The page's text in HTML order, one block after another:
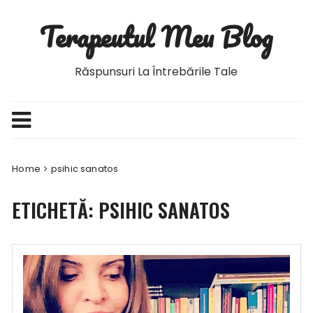
Terapeutul Meu Blog
Răspunsuri La Întrebările Tale
Home psihic sanatos
ETICHETĂ: PSIHIC SANATOS